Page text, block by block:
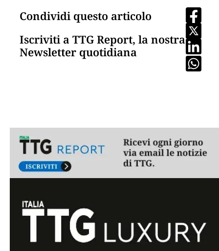
Condividi questo articolo
Iscriviti a TTG Report, la nostra
Newsletter quotidiana